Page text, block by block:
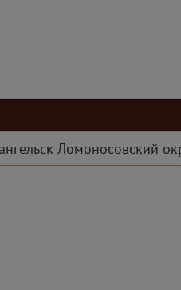
Ломоносовский